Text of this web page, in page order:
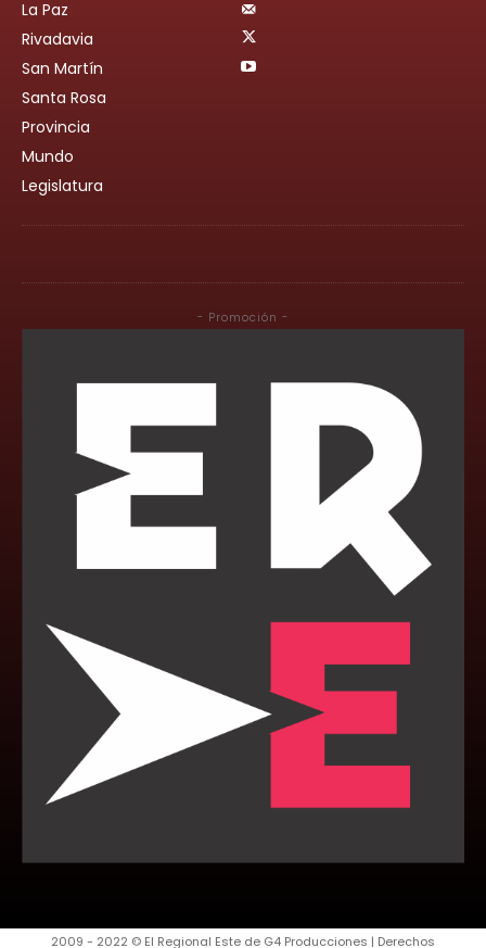
La Paz
Rivadavia
San Martín
Santa Rosa
Provincia
Mundo
Legislatura
- Promoción -
2009 - 2022 © El Regional Este de G4 Producciones | Derechos